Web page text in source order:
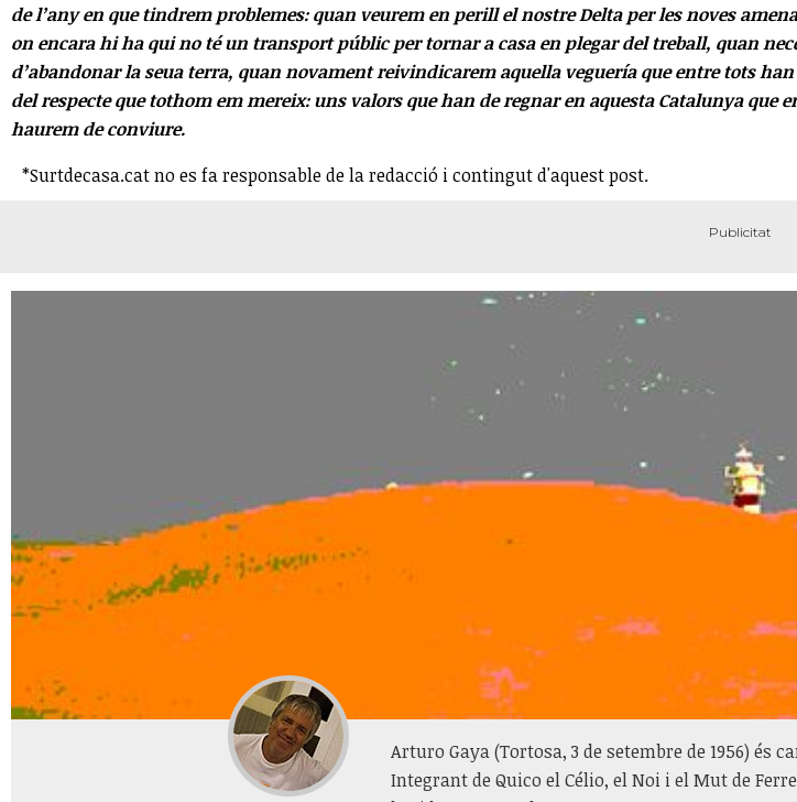
de l’any en que tindrem problemes: quan veurem en perill el nostre Delta per les noves
on encara hi ha qui no té un transport públic per tornar a casa en plegar del treball, quan
d’abandonar la seua terra, quan novament reivindicarem aquella veguería que entre tots
del respecte que tothom em mereix: uns valors que han de regnar en aquesta Catalunya
haurem de conviure.
*Surtdecasa.cat no es fa responsable de la redacció i contingut d'aquest post.
Arturo Gaya (Tortosa, 3 de setembre de 1956)
Integrant de Quico el Célio, el Noi i el Mut de